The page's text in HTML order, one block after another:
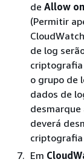
de Allow
(Permitir
de log
criptografia
o grupo de
dados de
desmarque
deverá
Em